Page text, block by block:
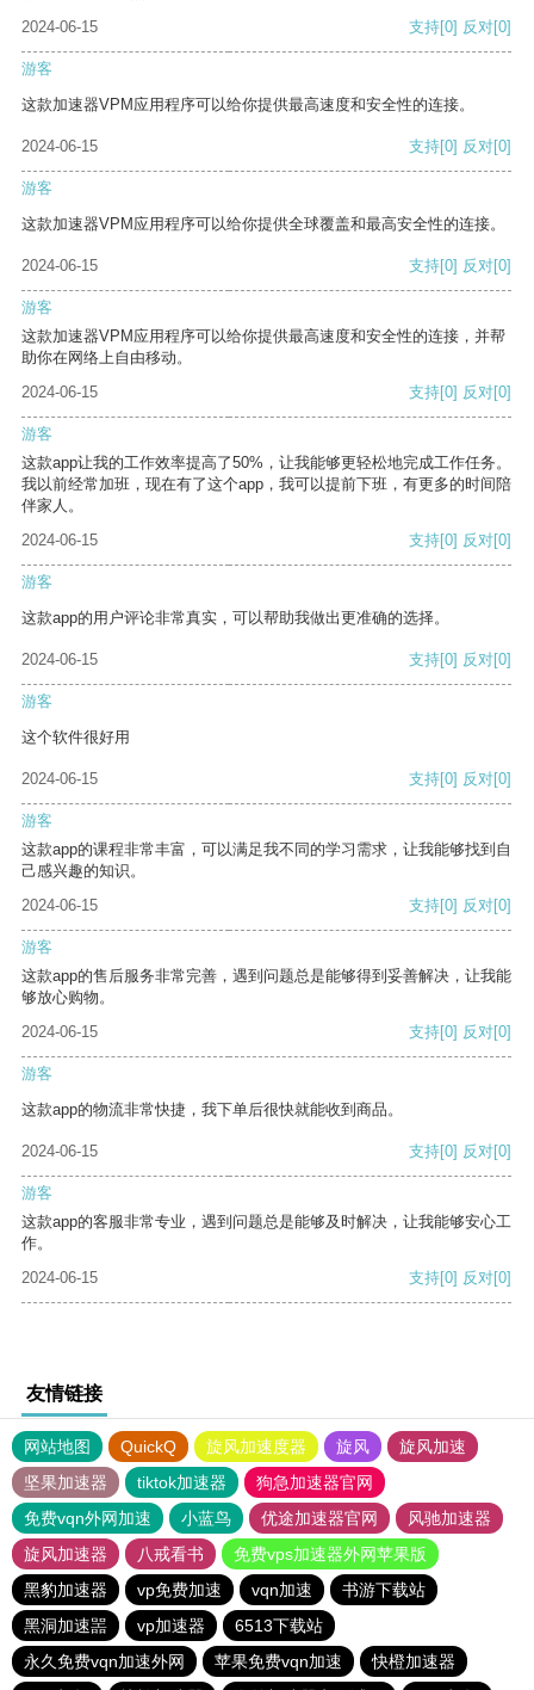
2024-06-15
支持[0] 反对[0]
游客
这款加速器VPM应用程序可以给你提供最高速度和安全性的连接。
2024-06-15 支持[0] 反对[0]
游客
这款加速器VPM应用程序可以给你提供全球覆盖和最高安全性的连接。
2024-06-15 支持[0] 反对[0]
游客
这款加速器VPM应用程序可以给你提供最高速度和安全性的连接，并帮
助你在网络上自由移动。
2024-06-15
支持[0] 反对[0]
游客
这款app让我的工作效率提高了50%，让我能够更轻松地完成工作任务。
我以前经常加班，现在有了这个app，我可以提前下班，有更多的时间陪
伴家人。
2024-06-15
支持[0] 反对[0]
游客
这款app的用户评论非常真实，可以帮助我做出更准确的选择。
2024-06-15 支持[0] 反对[0]
游客
这个软件很好用
2024-06-15 支持[0] 反对[0]
游客
这款app的课程非常丰富，可以满足我不同的学习需求，让我能够找到自
己感兴趣的知识。
2024-06-15
支持[0] 反对[0]
游客
这款app的售后服务非常完善，遇到问题总是能够得到妥善解决，让我能
够放心购物。
2024-06-15
支持[0] 反对[0]
游客
这款app的物流非常快捷，我下单后很快就能收到商品。
2024-06-15 支持[0] 反对[0]
游客
这款app的客服非常专业，遇到问题总是能够及时解决，让我能够安心工
作。
2024-06-15
支持[0] 反对[0]
友情链接
网站地图 QuickQ 旋风加速度器 旋风
旋风加速
坚果加速器
tiktok加速器
狗急加速器官网
免费vqn外网加速
小蓝鸟 优途加速器官网
风驰加速器
旋风加速器
八戒看书
免费vps加速器外网苹果版
黑豹加速器
vp免费加速 vqn加速
书游下载站
黑洞加速噐
vp加速器
6513下载站
永久免费vqn加速外网
苹果免费vqn加速
快橙加速器